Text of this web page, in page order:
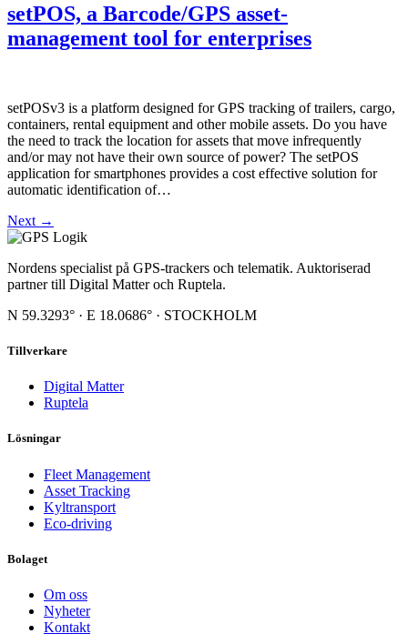
setPOS, a Barcode/GPS asset-
management tool for enterprises
setPOSv3 is a platform designed for GPS tracking of trailers, cargo,
containers, rental equipment and other mobile assets. Do you have
the need to track the location for assets that move infrequently
and/or may not have their own source of power? The setPOS
application for smartphones provides a cost effective solution for
automatic identification of…
Next →
Nordens specialist på GPS-trackers och telematik. Auktoriserad
partner till Digital Matter och Ruptela.
N 59.3293° · E 18.0686° · STOCKHOLM
Tillverkare
Digital Matter
Ruptela
Lösningar
Fleet Management
Asset Tracking
Kyltransport
Eco-driving
Bolaget
Om oss
Nyheter
Kontakt